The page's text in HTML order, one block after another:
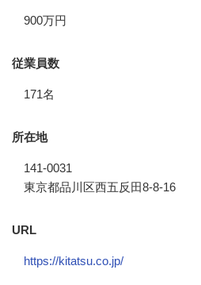
900万円
従業員数
171名
所在地
141-0031
東京都品川区西五反田8-8-16
URL
https://kitatsu.co.jp/